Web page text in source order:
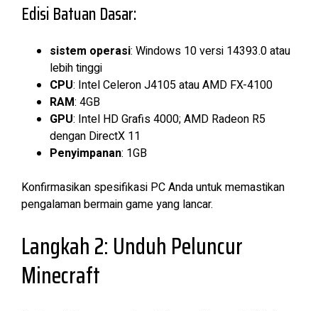
Edisi Batuan Dasar:
sistem operasi: Windows 10 versi 14393.0 atau
lebih tinggi
CPU: Intel Celeron J4105 atau AMD FX-4100
RAM: 4GB
GPU: Intel HD Grafis 4000; AMD Radeon R5
dengan DirectX 11
Penyimpanan: 1GB
Konfirmasikan spesifikasi PC Anda untuk memastikan
pengalaman bermain game yang lancar.
Langkah 2: Unduh Peluncur
Minecraft